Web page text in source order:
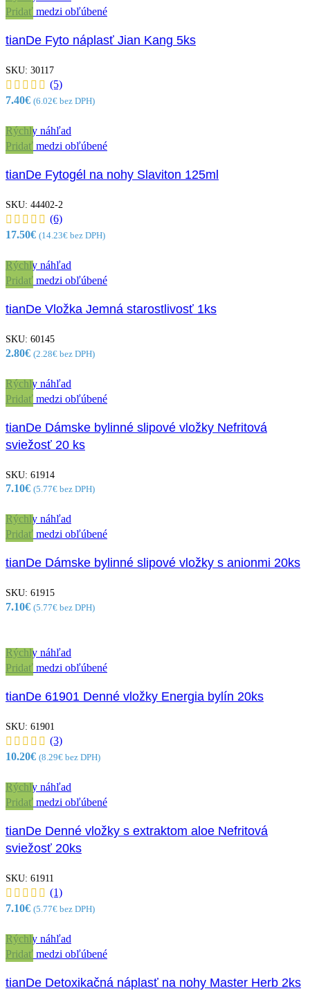
Pridať medzi obľúbené
tianDe Fyto náplasť Jian Kang 5ks
SKU: 30117
(5)
7.40€ (6.02€ bez DPH)
Rýchly náhľad
Pridať medzi obľúbené
tianDe Fytogél na nohy Slaviton 125ml
SKU: 44402-2
(6)
17.50€ (14.23€ bez DPH)
Rýchly náhľad
Pridať medzi obľúbené
tianDe Vložka Jemná starostlivosť 1ks
SKU: 60145
2.80€ (2.28€ bez DPH)
Rýchly náhľad
Pridať medzi obľúbené
tianDe Dámske bylinné slipové vložky Nefritová
sviežosť 20 ks
SKU: 61914
7.10€ (5.77€ bez DPH)
Rýchly náhľad
Pridať medzi obľúbené
tianDe Dámske bylinné slipové vložky s anionmi 20ks
SKU: 61915
7.10€ (5.77€ bez DPH)
Rýchly náhľad
Pridať medzi obľúbené
tianDe 61901 Denné vložky Energia bylín 20ks
SKU: 61901
(3)
10.20€ (8.29€ bez DPH)
Rýchly náhľad
Pridať medzi obľúbené
tianDe Denné vložky s extraktom aloe Nefritová
sviežosť 20ks
SKU: 61911
(1)
7.10€ (5.77€ bez DPH)
Rýchly náhľad
Pridať medzi obľúbené
tianDe Detoxikačná náplasť na nohy Master Herb 2ks